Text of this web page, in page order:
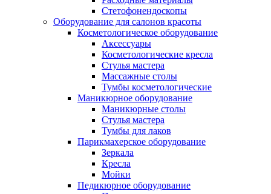
Стетофонендоскопы
Оборудование для салонов красоты
Косметологическое оборудование
Аксессуары
Косметологические кресла
Стулья мастера
Массажные столы
Тумбы косметологические
Маникюрное оборудование
Маникюрные столы
Стулья мастера
Тумбы для лаков
Парикмахерское оборудование
Зеркала
Кресла
Мойки
Педикюрное оборудование